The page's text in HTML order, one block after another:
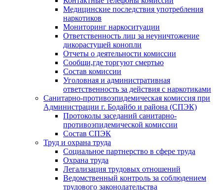
Медицинские последствия употребления
наркотиков
Мониторинг наркоситуации
Ответственность лиц за неуничтожение
дикорастущей конопли
Отчеты о деятельности комиссии
Сообщи,где торгуют смертью
Состав комиссии
Уголовная и административная
ответственность за действия с наркотиками
Санитарно-противоэпидемическая комиссия при
Администрации г. Бодайбо и района (СПЭК)
Протоколы заседаний санитарно-
противоэпидемической комиссии
Состав СПЭК
Труд и охрана труда
Социальное партнерство в сфере труда
Охрана труда
Легализация трудовых отношений
Ведомственный контроль за соблюдением
трудового законодательства